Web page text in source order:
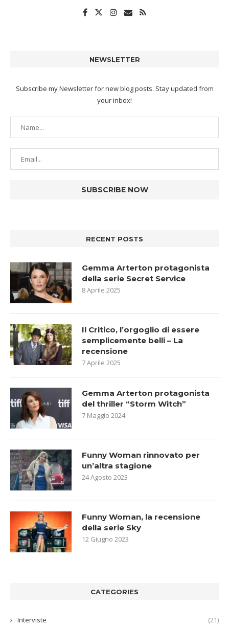
NEWSLETTER
Subscribe my Newsletter for new blog posts. Stay updated from
your inbox!
RECENT POSTS
Gemma Arterton protagonista
della serie Secret Service
8 Aprile 2025
Il Critico, l’orgoglio di essere
semplicemente belli – La
recensione
7 Aprile 2025
Gemma Arterton protagonista
del thriller “Storm Witch”
7 Maggio 2024
Funny Woman rinnovato per
un’altra stagione
24 Agosto 2023
Funny Woman, la recensione
della serie Sky
12 Giugno 2023
CATEGORIES
Interviste (21)